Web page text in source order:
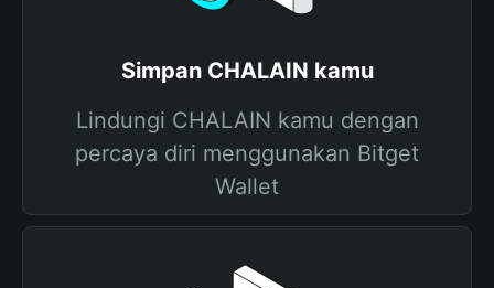
Simpan CHALAIN kamu
Lindungi CHALAIN kamu dengan
percaya diri menggunakan Bitget
Wallet